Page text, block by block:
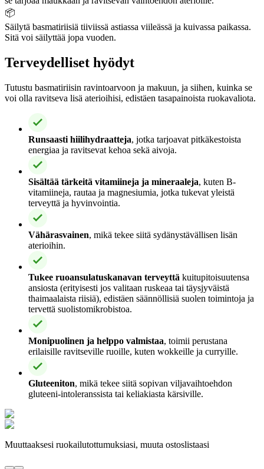
📦
Säilytä basmatiriisiä tiiviissä astiassa viileässä ja kuivassa paikassa.
Sitä voi säilyttää jopa vuoden.
Terveydelliset hyödyt
Tutustu basmatiriisin ravintoarvoon ja makuun, ja siihen, kuinka se
voi olla ravitseva lisä aterioihisi, edistäen tasapainoista ruokavaliota.
Runsaasti hiilihydraatteja, jotka tarjoavat pitkäkestoista
energiaa ja ravitsevat kehoa sekä aivoja.
Sisältää tärkeitä vitamiineja ja mineraaleja, kuten B-
vitamiineja, rautaa ja magnesiumia, jotka tukevat yleistä
terveyttä ja hyvinvointia.
Vähärasvainen, mikä tekee siitä sydänystävällisen lisän
aterioihin.
Tukee ruoansulatuskanavan terveyttä kuitupitoisuutensa
ansiosta (erityisesti jos valitaan ruskeaa tai täysjyväistä
thaimaalaista riisiä), edistäen säännöllisiä suolen toimintoja ja
tervettä suolistomikrobistoa.
Monipuolinen ja helppo valmistaa, toimii perustana
erilaisille ravitseville ruoille, kuten wokkeille ja curryille.
Gluteeniton, mikä tekee siitä sopivan viljavaihtoehdon
gluteeni-intoleranssista tai keliakiasta kärsiville.
Muuttaaksesi ruokailutottumuksiasi, muuta ostoslistaasi